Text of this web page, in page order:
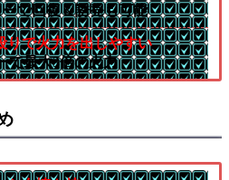
で回復＆誘発も可能
りで火力を出しやすい
で最大3倍の火力